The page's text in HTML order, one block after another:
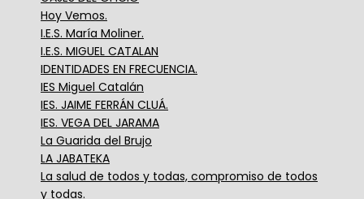
Hoy Vemos.
I.E.S. María Moliner.
I.E.S. MIGUEL CATALAN
IDENTIDADES EN FRECUENCIA.
IES Miguel Catalán
IES. JAIME FERRÁN CLUÁ.
IES. VEGA DEL JARAMA
La Guarida del Brujo
LA JABATEKA
La salud de todos y todas, compromiso de todos
y todas.